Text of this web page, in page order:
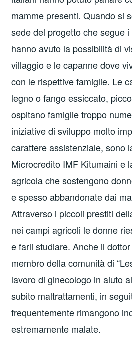
mamme presenti. Quando si
sede del progetto che segue
hanno avuto la possibilità di
villaggio e le capanne dove
con le rispettive famiglie. Le
legno o fango essiccato,
ospitano famiglie troppo
iniziative di sviluppo molto
carattere assistenziale, sono
Microcredito IMF Kitumaini e
agricola che sostengono
e spesso abbandonate dai
Attraverso i piccoli prestiti
nei campi agricoli le donne
e farli studiare. Anche il
membro della comunità di
lavoro di ginecologo in aiuto
subito maltrattamenti, in
frequentemente rimangono
estremamente malate.